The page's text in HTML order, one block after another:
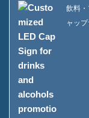
飲料
ャッ